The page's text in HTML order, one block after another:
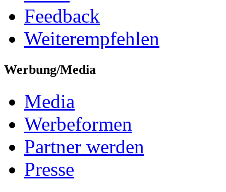
Feedback
Weiterempfehlen
Werbung/Media
Media
Werbeformen
Partner werden
Presse